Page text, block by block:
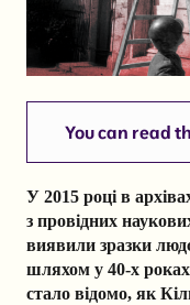
You can read
У 2015 році в
з провідних
виявили зразки
шляхом у 40-х
стало відомо, як